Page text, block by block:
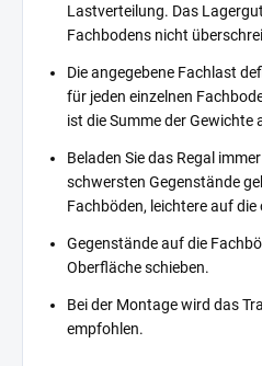
Lastverteilung. Das
Fachbodens nicht
Die angegebene Fachlast
für jeden einzelnen
ist die Summe der Gewichte
Beladen Sie das Regal
schwersten Gegenstände
Fachböden, leichtere auf
Gegenstände auf die
Oberfläche schieben.
Bei der Montage wird das
empfohlen.